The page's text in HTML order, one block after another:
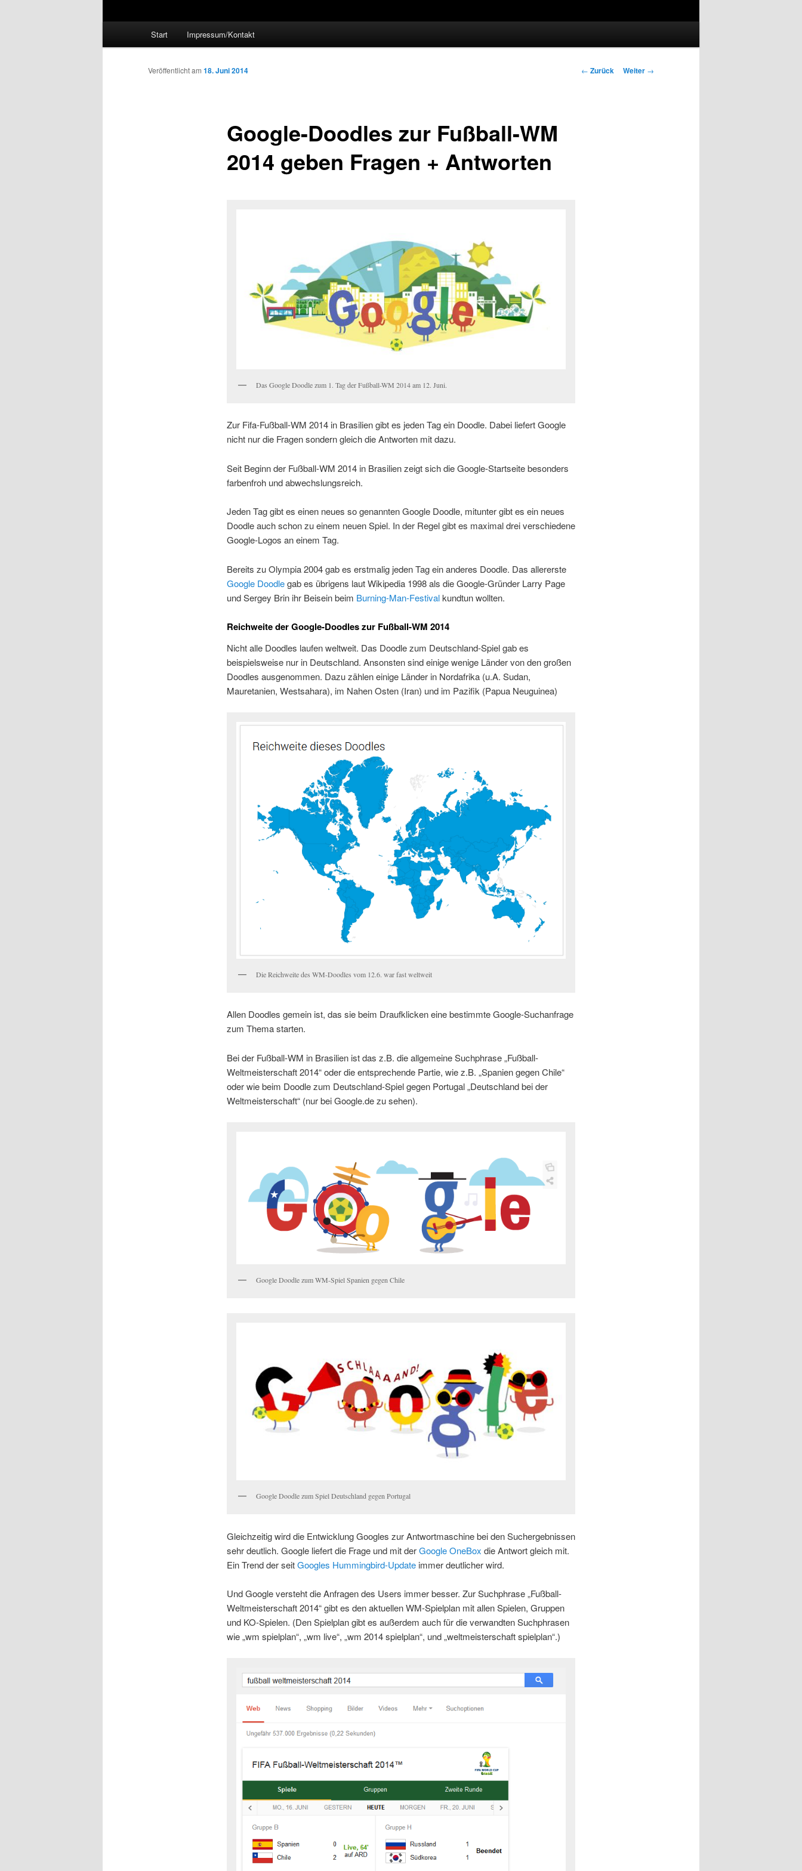
Start Impressum/Kontakt
Beitrags-
← Zurück Weiter →
Google-Doodles zur Fußball-WM
2014 geben Fragen + Antworten
Veröffentlicht am 18. Juni 2014
Das Google Doodle zum 1. Tag der Fußball-WM 2014 am 12. Juni.
Zur Fifa-Fußball-WM 2014 in Brasilien gibt es jeden Tag ein Doodle. Dabei liefert Google
nicht nur die Fragen sondern gleich die Antworten mit dazu.
Seit Beginn der Fußball-WM 2014 in Brasilien zeigt sich die Google-Startseite besonders
farbenfroh und abwechslungsreich.
Jeden Tag gibt es einen neues so genannten Google Doodle, mitunter gibt es ein neues
Doodle auch schon zu einem neuen Spiel. In der Regel gibt es maximal drei verschiedene
Google-Logos an einem Tag.
Bereits zu Olympia 2004 gab es erstmalig jeden Tag ein anderes Doodle. Das allererste
Google Doodlegab es übrigens laut Wikipedia 1998 als die Google-Gründer Larry Page
und Sergey Brin ihr Beisein beim Burning-Man-Festivalkundtun wollten.
Reichweite der Google-Doodles zur Fußball-WM 2014
Nicht alle Doodles laufen weltweit. Das Doodle zum Deutschland-Spiel gab es
beispielsweise nur in Deutschland. Ansonsten sind einige wenige Länder von den großen
Doodles ausgenommen. Dazu zählen einige Länder in Nordafrika (u.A. Sudan,
Mauretanien, Westsahara), im Nahen Osten (Iran) und im Pazifik (Papua Neuguinea)
Die Reichweite des WM-Doodles vom 12.6. war fast weltweit
Allen Doodles gemein ist, das sie beim Draufklicken eine bestimmte Google-Suchanfrage
zum Thema starten.
Bei der Fußball-WM in Brasilien ist das z.B. die allgemeine Suchphrase „Fußball-
Weltmeisterschaft 2014“ oder die entsprechende Partie, wie z.B. „Spanien gegen Chile“
oder wie beim Doodle zum Deutschland-Spiel gegen Portugal „Deutschland bei der
Weltmeisterschaft“ (nur bei Google.de zu sehen).
Google Doodle zum WM-Spiel Spanien gegen Chile
Google Doodle zum Spiel Deutschland gegen Portugal
Gleichzeitig wird die Entwicklung Googles zur Antwortmaschine bei den Suchergebnissen
sehr deutlich. Google liefert die Frage und mit derGoogle OneBox die Antwort gleich mit.
Ein Trend der seitGoogles Hummingbird-Updateimmer deutlicher wird.
Und Google versteht die Anfragen des Users immer besser. Zur Suchphrase „Fußball-
Weltmeisterschaft 2014“ gibt es den aktuellen WM-Spielplan mit allen Spielen, Gruppen
und KO-Spielen. (Den Spielplan gibt es außerdem auch für die verwandten Suchphrasen
wie „wm spielplan“, „wm live“, „wm 2014 spielplan“, und „weltmeisterschaft spielplan“.)